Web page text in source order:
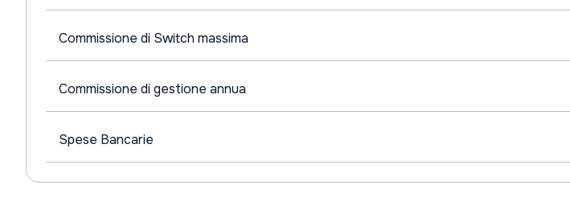
Commissione di Switch massima
Commissione di gestione annua
Spese Bancarie